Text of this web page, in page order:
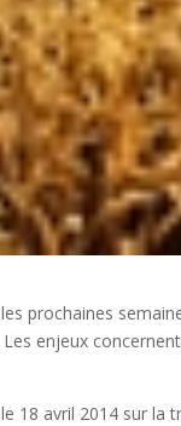
prochaines
enjeux
18 avril 2014 sur la